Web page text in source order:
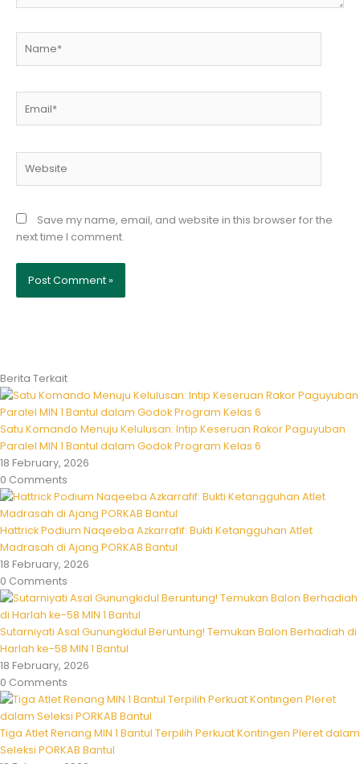
Save my name, email, and website in this browser for the
next time I comment.
Berita Terkait
Satu Komando Menuju Kelulusan: Intip Keseruan Rakor Paguyuban
Paralel MIN 1 Bantul dalam Godok Program Kelas 6
18 February, 2026
0 Comments
Hattrick Podium Naqeeba Azkarrafif: Bukti Ketangguhan Atlet
Madrasah di Ajang PORKAB Bantul
18 February, 2026
0 Comments
Sutarniyati Asal Gunungkidul Beruntung! Temukan Balon Berhadiah di
Harlah ke-58 MIN 1 Bantul
18 February, 2026
0 Comments
Tiga Atlet Renang MIN 1 Bantul Terpilih Perkuat Kontingen Pleret dalam
Seleksi PORKAB Bantul